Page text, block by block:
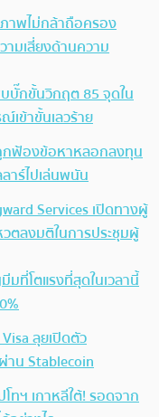
พไม่กล้าถือครอง
ามเสี่ยงด้านความ
บั๊กขั้นวิกฤต 85 จุดใน
เข้าขั้นเลวร้าย
กฟ้องข้อหาหลอกลงทุน
าร์ไปเล่นพนัน
Services เปิดทางผู้
ตลงมติในการประชุมผู้
ที่โตแรงที่สุดในเวลานี้
ลุยเปิดตัว
าน Stablecoin
ทฯ เกาหลีใต้! รอดจาก